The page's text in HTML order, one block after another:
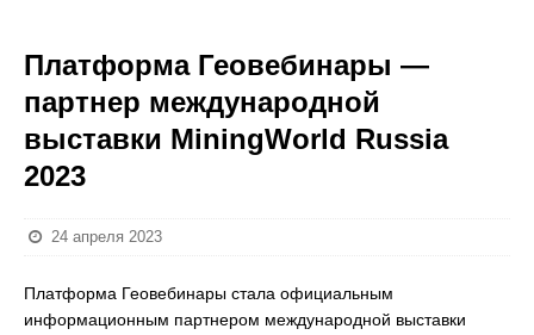
Платформа Геовебинары —
партнер международной
выставки MiningWorld Russia
2023
24 апреля 2023
Платформа Геовебинары стала официальным
информационным партнером международной выставки